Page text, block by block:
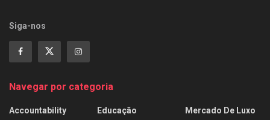
Siga-nos
Navegar por categoria
Accountability
Educação
Mercado De Luxo